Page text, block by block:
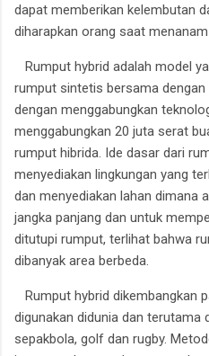
dapat memberikan kelembutan
diharapkan orang saat
Rumput hybrid adalah model
rumput sintetis bersama dengan
dengan menggabungkan
menggabungkan 20 juta serat
rumput hibrida. Ide dasar dari
menyediakan lingkungan yang
dan menyediakan lahan dimana
jangka panjang dan untuk
ditutupi rumput, terlihat bahwa
dibanyak area berbeda.
Rumput hybrid dikembangkan
digunakan didunia dan terutama
sepakbola, golf dan rugby.